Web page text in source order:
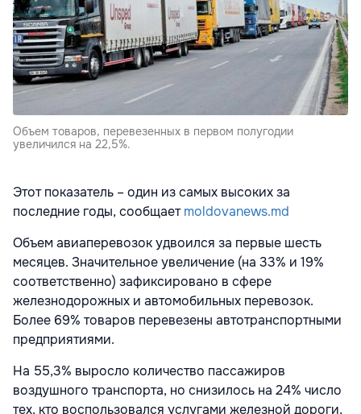
Объем товаров, перевезенных в первом полугодии
увеличился на 22,5%.
Этот показатель – один из самых высоких за
последние годы, сообщаетmoldovanews.md
Объем авиаперевозок удвоился за первые шесть
месяцев. Значительное увеличение (на 33% и 19%
соответственно) зафиксировано в сфере
железнодорожных и автомобильных перевозок.
Более 69% товаров перевезены автотранспортными
предприятиями.
На 55,3% выросло количество пассажиров
воздушного транспорта, но снизилось на 24% число
тех, кто воспользовался услугами железной дороги,